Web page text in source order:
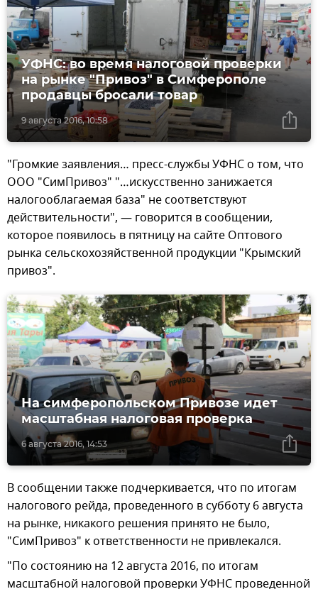
9 августа 2016, 10:58
УФНС: во время налоговой проверки
на рынке "Привоз" в Симферополе
продавцы бросали товар
"Громкие заявления… пресс-службы УФНС о том, что
OOO "СимПривоз" "…искусственно занижается
налогооблагаемая база" не соответствуют
действительности", — говорится в сообщении,
которое появилось в пятницу на сайте Оптового
рынка сельскохозяйственной продукции "Крымский
привоз".
6 августа 2016, 14:53
На симферопольском Привозе идет
масштабная налоговая проверка
В сообщении также подчеркивается, что по итогам
налогового рейда, проведенного в субботу 6 августа
на рынке, никакого решения принято не было,
"СимПривоз" к ответственности не привлекался.
"По состоянию на 12 августа 2016, по итогам
масштабной налоговой проверки УФНС проведенной